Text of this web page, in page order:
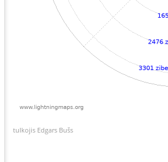
tulkojis Edgars Bušs